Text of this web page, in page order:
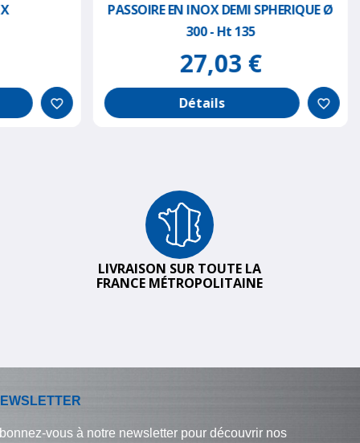
favorite_border
PASSOIRE EN INOX DEMI SPHERIQUE Ø
300 - Ht 135
27,03 €
Détails favorite_border
LIVRAISON SUR TOUTE LA
FRANCE MÉTROPOLITAINE